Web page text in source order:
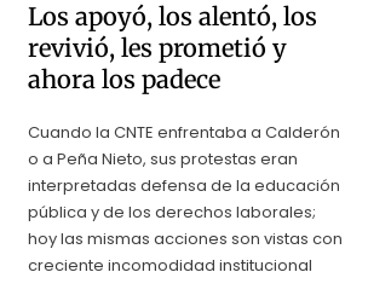
Los apoyó, los alentó, los
revivió, les prometió y
ahora los padece
Cuando la CNTE enfrentaba a Calderón
o a Peña Nieto, sus protestas eran
interpretadas defensa de la educación
pública y de los derechos laborales;
hoy las mismas acciones son vistas con
creciente incomodidad institucional